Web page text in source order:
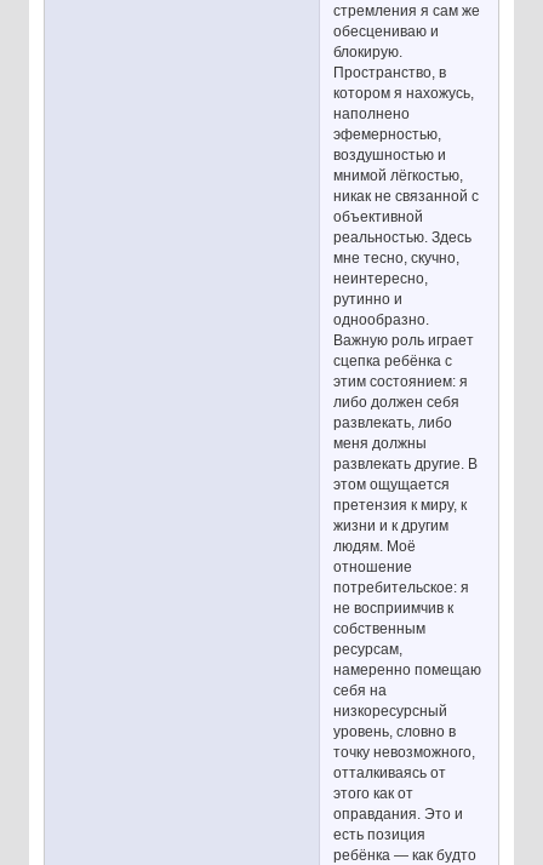
стремления я сам же
обесцениваю и
блокирую.
Пространство, в
котором я нахожусь,
наполнено
эфемерностью,
воздушностью и
мнимой лёгкостью,
никак не связанной с
объективной
реальностью. Здесь
мне тесно, скучно,
неинтересно,
рутинно и
однообразно.
Важную роль играет
сцепка ребёнка с
этим состоянием: я
либо должен себя
развлекать, либо
меня должны
развлекать другие. В
этом ощущается
претензия к миру, к
жизни и к другим
людям. Моё
отношение
потребительское: я
не восприимчив к
собственным
ресурсам,
намеренно помещаю
себя на
низкоресурсный
уровень, словно в
точку невозможного,
отталкиваясь от
этого как от
оправдания. Это и
есть позиция
ребёнка — как будто